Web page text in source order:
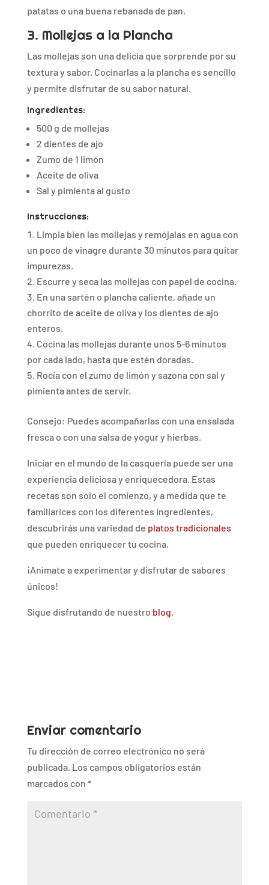
patatas o una buena rebanada de pan.
3. Mollejas a la Plancha
Las mollejas son una delicia que sorprende por su
textura y sabor. Cocinarlas a la plancha es sencillo
y permite disfrutar de su sabor natural.
Ingredientes:
500 g de mollejas
2 dientes de ajo
Zumo de 1 limón
Aceite de oliva
Sal y pimienta al gusto
Instrucciones:
Limpia bien las mollejas y remójalas en agua con
un poco de vinagre durante 30 minutos para quitar
impurezas.
Escurre y seca las mollejas con papel de cocina.
En una sartén o plancha caliente, añade un
chorrito de aceite de oliva y los dientes de ajo
enteros.
Cocina las mollejas durante unos 5-6 minutos
por cada lado, hasta que estén doradas.
Rocía con el zumo de limón y sazona con sal y
pimienta antes de servir.
Consejo: Puedes acompañarlas con una ensalada
fresca o con una salsa de yogur y hierbas.
Iniciar en el mundo de la casquería puede ser una
experiencia deliciosa y enriquecedora. Estas
recetas son solo el comienzo, y a medida que te
familiarices con los diferentes ingredientes,
descubrirás una variedad de platos tradicionales
que pueden enriquecer tu cocina.
¡Anímate a experimentar y disfrutar de sabores
únicos!
Sigue disfrutando de nuestro blog.
Enviar comentario
Tu dirección de correo electrónico no será
publicada. Los campos obligatorios están
marcados con *